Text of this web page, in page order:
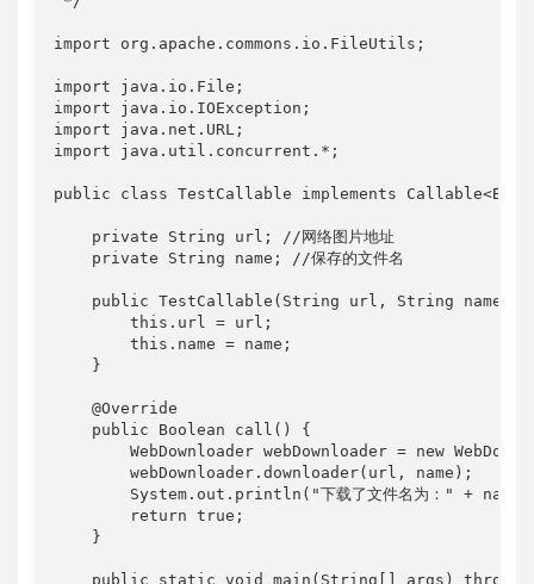
import org.apache.commons.io.FileUtils;
import java.io.File;
import java.io.IOException;
import java.net.URL;
import java.util.concurrent.*;
public class TestCallable implements
    private String url; //网络图片地址
    private String name; //保存的文件名
    public TestCallable(String url, String name) {
        this.url = url;
        this.name = name;
    }
    @Override
    public Boolean call() {
WebDownloader webDownloader = new
        webDownloader.downloader(url, name);
System.out.println("下载了文件名为：" +
        return true;
    }
public static void main(String[] args) throws